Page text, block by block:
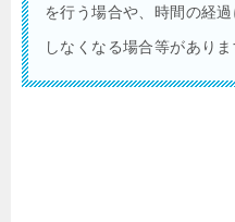
を行う場合や、時間の経
しなくなる場合等がありま